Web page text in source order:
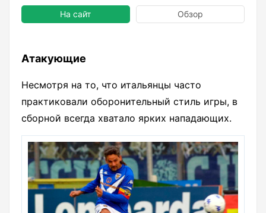
На сайт Обзор
Атакующие
Несмотря на то, что итальянцы часто
практиковали оборонительный стиль игры, в
сборной всегда хватало ярких нападающих.